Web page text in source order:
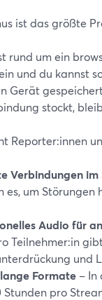
ist das größte
rund um ein
und du kannst
Gerät
stockt,
Reporter:innen
Verbindungen
es, um Störungen
Audio für
Teilnehmer:in
und
Formate – In
Stunden pro